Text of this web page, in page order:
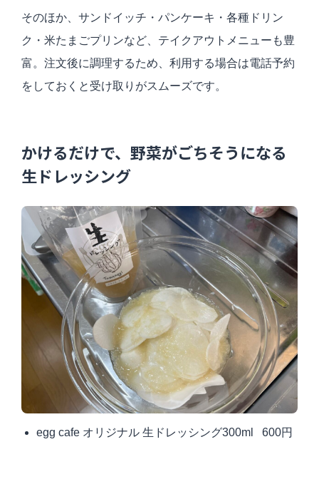
そのほか、サンドイッチ・パンケーキ・各種ドリン
ク・米たまごプリンなど、テイクアウトメニューも豊
富。注文後に調理するため、利用する場合は電話予約
をしておくと受け取りがスムーズです。
かけるだけで、野菜がごちそうになる
生ドレッシング
egg cafe オリジナル 生ドレッシング300ml 600円